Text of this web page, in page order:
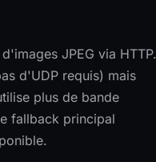
JPEG via HTTP.
d'UDP requis) mais
plus de bande
fallback principal